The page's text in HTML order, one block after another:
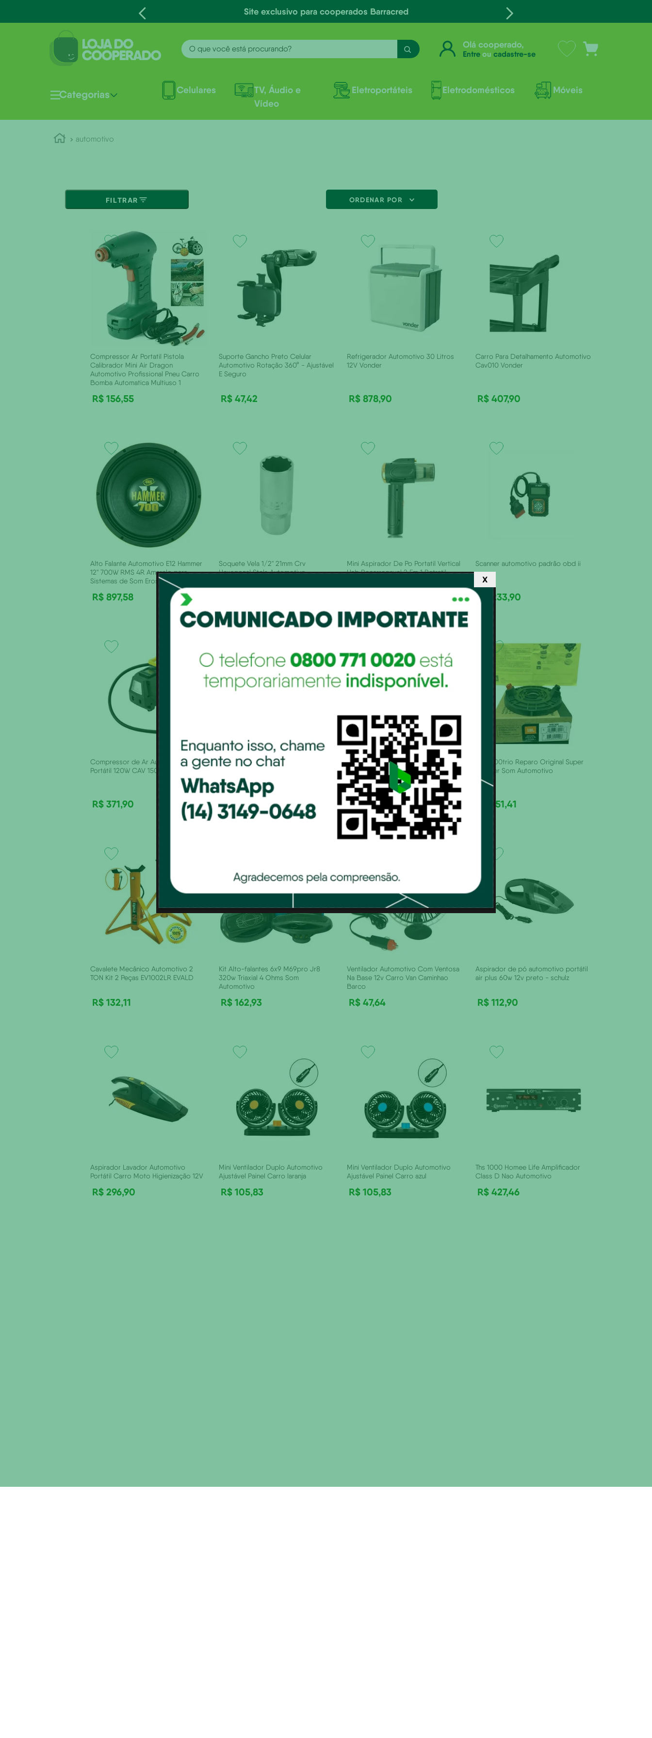
X
Site exclusivo para cooperados Barracred
O que você está procurando? Olá cooperado,
Entreou cadastre-se
Categorias Celulares
TV, Áudio e
Vídeo
Eletroportáteis Eletrodomésticos Móveis
automotivo
FILTRAR ORDENAR POR
Compressor Ar Portatil Pistola
Calibrador Mini Air Dragon
Automotivo Profissional Pneu Carro
Bomba Automatica Multiuso 1
R$ 156,55
Suporte Gancho Preto Celular
Automotivo Rotação 360° - Ajustável
E Seguro
R$ 47,42
Refrigerador Automotivo 30 Litros
12V Vonder
R$ 878,90
Carro Para Detalhamento Automotivo
Cav010 Vonder
R$ 407,90
Alto Falante Automotivo E12 Hammer
12" 700W RMS 4R Amarelo para
Sistemas de Som Eros
R$ 897,58
Soquete Vela 1/2'' 21mm Crv
Hexagonal Stels Automotivo
Mini Aspirador De Po Portatil Vertical
Usb Recarregavel 2 Em 1 Retratil
Scanner automotivo padrão obd ii
R$ 233,90
Compressor de Ar Automotivo
Portátil 120W CAV 150 VONDER
R$ 371,90
Suporte Automotivo Organizador
Automotivo Para Encosto. Mantém
Tudo Em Ordem
R$ 106,82
Cheirinho Aromatizante Perfume Para
Carro Automotivo Novo, Escritório,
Casa, Quarto Cheiroso Sr Madruga
R$ 13,99
Rpst400trio Reparo Original Super
Tweeter Som Automotivo
151,41
Cavalete Mecânico Automotivo 2
TON Kit 2 Peças EV1002LR EVALD
R$ 132,11
Kit Alto-falantes 6x9 M69pro Jr8
320w Triaxial 4 Ohms Som
Automotivo
R$ 162,93
Ventilador Automotivo Com Ventosa
Na Base 12v Carro Van Caminhao
Barco
R$ 47,64
Aspirador de pó automotivo portátil
air plus 60w 12v preto - schulz
R$ 112,90
Aspirador Lavador Automotivo
Portátil Carro Moto Higienização 12V
R$ 296,90
Mini Ventilador Duplo Automotivo
Ajustável Painel Carro laranja
R$ 105,83
Mini Ventilador Duplo Automotivo
Ajustável Painel Carro azul
R$ 105,83
Ths 1000 Homee Life Amplificador
Class D Nao Automotivo
R$ 427,46